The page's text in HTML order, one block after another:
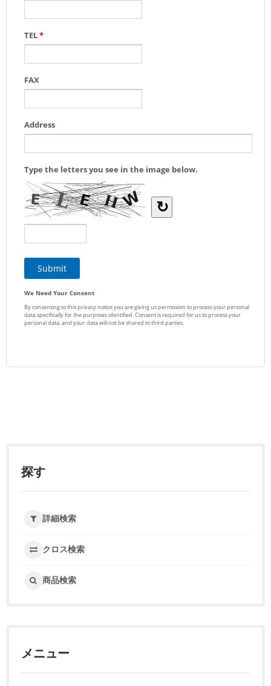
探す
詳細検索
クロス検索
商品検索
メニュー